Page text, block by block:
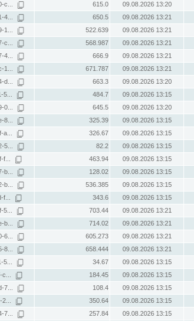
c... 615.0
09.08.2026 13:20
4... 650.5
09.08.2026 13:21
1... 522.639
09.08.2026 13:21
c... 568.987
09.08.2026 13:21
4... 666.9
09.08.2026 13:21
1... 671.787
09.08.2026 13:21
d... 663.3
09.08.2026 13:20
5... 484.7
09.08.2026 13:15
0... 645.5
09.08.2026 13:20
8... 325.39
09.08.2026 13:15
a... 326.67
09.08.2026 13:15
5... 82.2
09.08.2026 13:15
f... 463.94
09.08.2026 13:15
b... 128.02
09.08.2026 13:15
b... 536.385
09.08.2026 13:15
f... 343.6
09.08.2026 13:15
5... 703.44
09.08.2026 13:21
b... 714.02
09.08.2026 13:21
6... 605.273
09.08.2026 13:21
8... 658.444
09.08.2026 13:21
5... 34.67
09.08.2026 13:15
c... 184.45
09.08.2026 13:15
7... 108.4
09.08.2026 13:15
350.64
09.08.2026 13:15
7... 257.84
09.08.2026 13:15